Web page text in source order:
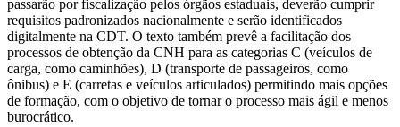
passarão por fiscalização pelos órgãos estaduais, deverão cumprir
requisitos padronizados nacionalmente e serão identificados
digitalmente na CDT. O texto também prevê a facilitação dos
processos de obtenção da CNH para as categorias C (veículos de
carga, como caminhões), D (transporte de passageiros, como
ônibus) e E (carretas e veículos articulados) permitindo mais opções
de formação, com o objetivo de tornar o processo mais ágil e menos
burocrático.